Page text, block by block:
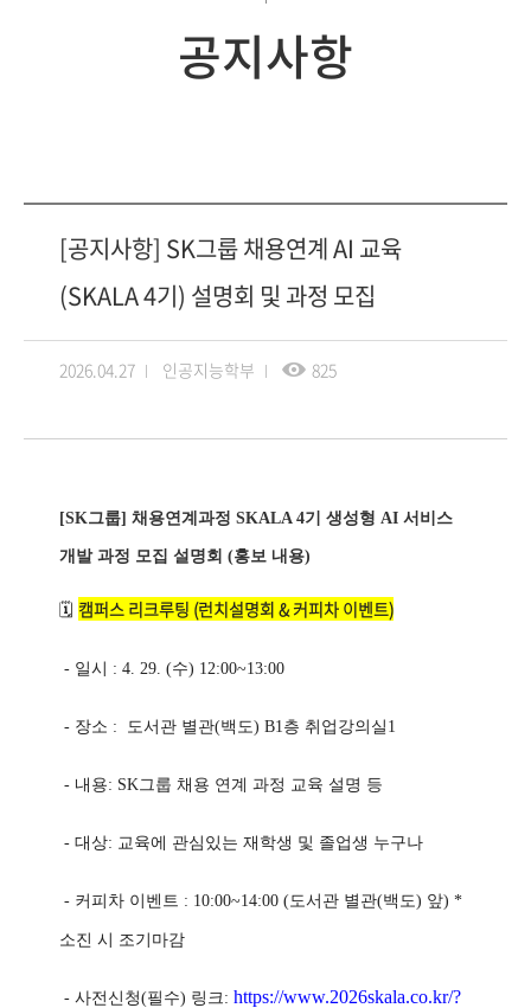
공지사항
[공지사항] SK그룹 채용연계 AI 교육
(SKALA 4기) 설명회 및 과정 모집
2026.04.27 인공지능학부 825
[SK그룹] 채용연계과정 SKALA 4기 생성형 AI 서비스
개발 과정 모집 설명회 (홍보 내용)
🗓️ 캠퍼스 리크루팅 (런치설명회 & 커피차 이벤트)
- 일시 : 4. 29. (수) 12:00~13:00
- 장소 : 도서관 별관(백도) B1층 취업강의실1
- 내용: SK그룹 채용 연계 과정 교육 설명 등
- 대상: 교육에 관심있는 재학생 및 졸업생 누구나
- 커피차 이벤트 : 10:00~14:00 (도서관 별관(백도) 앞) *
소진 시 조기마감
- 사전신청(필수) 링크: https://www.2026skala.co.kr/?